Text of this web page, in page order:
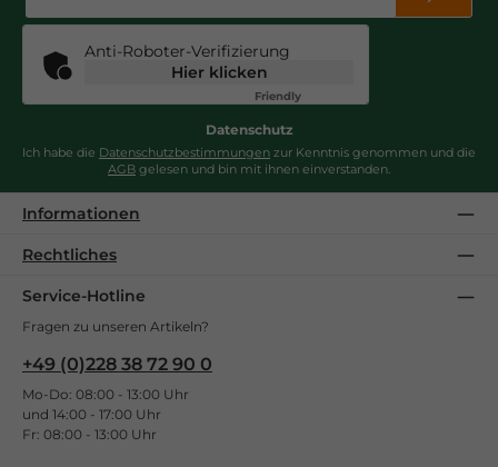
Adresse
*
Anti-Roboter-Verifizierung
Hier klicken
Friendly
Datenschutz
Ich habe die Datenschutzbestimmungen zur Kenntnis genommen und die
AGB gelesen und bin mit ihnen einverstanden.
Informationen
Rechtliches
Service-Hotline
Fragen zu unseren Artikeln?
+49 (0)228 38 72 90 0
Mo-Do: 08:00 - 13:00 Uhr
und 14:00 - 17:00 Uhr
Fr: 08:00 - 13:00 Uhr